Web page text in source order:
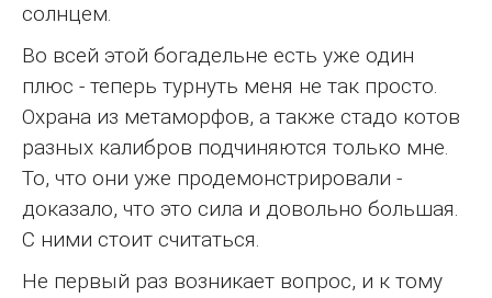
солнцем.
Во всей этой богадельне есть уже один
плюс - теперь турнуть меня не так просто.
Охрана из метаморфов, а также стадо котов
разных калибров подчиняются только мне.
То, что они уже продемонстрировали -
доказало, что это сила и довольно большая.
С ними стоит считаться.
Не первый раз возникает вопрос, и к тому